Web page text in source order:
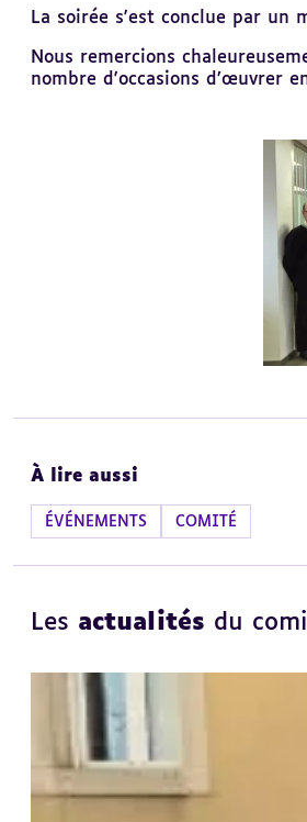
La soirée s'est conclue par
Nous remercions
nombre d'occasions d’œuvrer
À lire aussi
ÉVÉNEMENTS COMITÉ
Les actualités du